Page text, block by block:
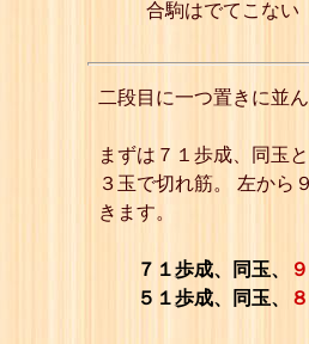
合駒はでてこな
二段目に一つ置きに並
まずは７１歩成、同玉
３玉で切れ筋。 左から
きます。
７１歩成、同玉、
５１歩成、同玉、